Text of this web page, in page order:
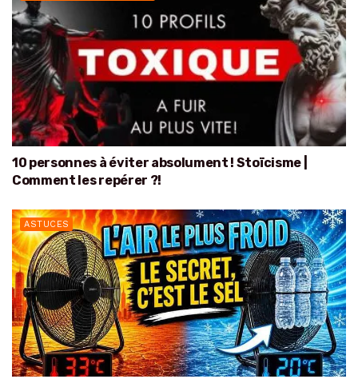
10 personnes à éviter absolument ! Stoïcisme |
Comment les repérer ?!
ASTUCES